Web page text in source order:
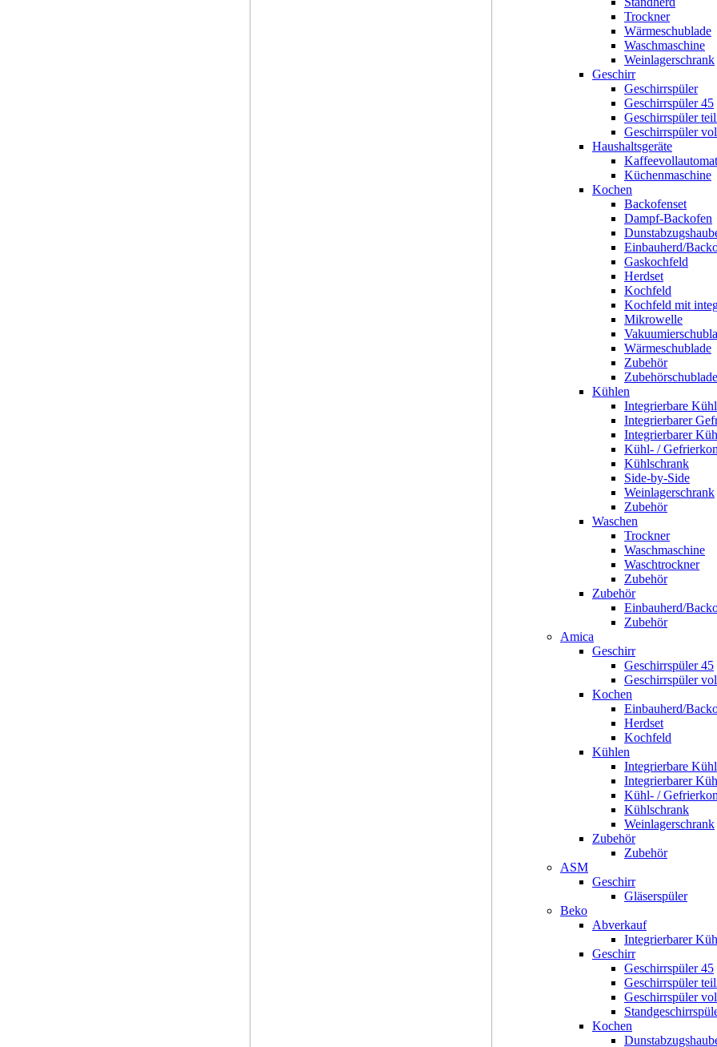
Trockner
Wärmeschublade
Waschmaschine
Weinlagerschrank
Geschirr
Geschirrspüler
Geschirrspüler 45
Geschirrspüler
Geschirrspüler
Haushaltsgeräte
Küchenmaschine
Kochen
Backofenset
Dampf-Backofen
Einbauherd/
Gaskochfeld
Herdset
Kochfeld
Kochfeld mit
Mikrowelle
Wärmeschublade
Zubehör
Zubehörschublade
Kühlen
Integrierbare
Integrierbarer
Integrierbarer
Kühl- /
Kühlschrank
Side-by-Side
Weinlagerschrank
Zubehör
Waschen
Trockner
Waschmaschine
Waschtrockner
Zubehör
Zubehör
Einbauherd/
Zubehör
Amica
Geschirr
Geschirrspüler 45
Geschirrspüler
Kochen
Einbauherd/
Herdset
Kochfeld
Kühlen
Integrierbare
Integrierbarer
Kühl- /
Kühlschrank
Weinlagerschrank
Zubehör
Zubehör
ASM
Geschirr
Gläserspüler
Beko
Abverkauf
Integrierbarer
Geschirr
Geschirrspüler 45
Geschirrspüler
Geschirrspüler
Kochen